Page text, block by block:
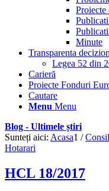
Proiecte
Minute
Transparenta
Legea 52 din
Carieră
Proiecte Fonduri
Cautare
Menu Menu
Blog - Ultimele știri
Sunteți aici: Acasa1 /
Hotarari
HCL 18/2017